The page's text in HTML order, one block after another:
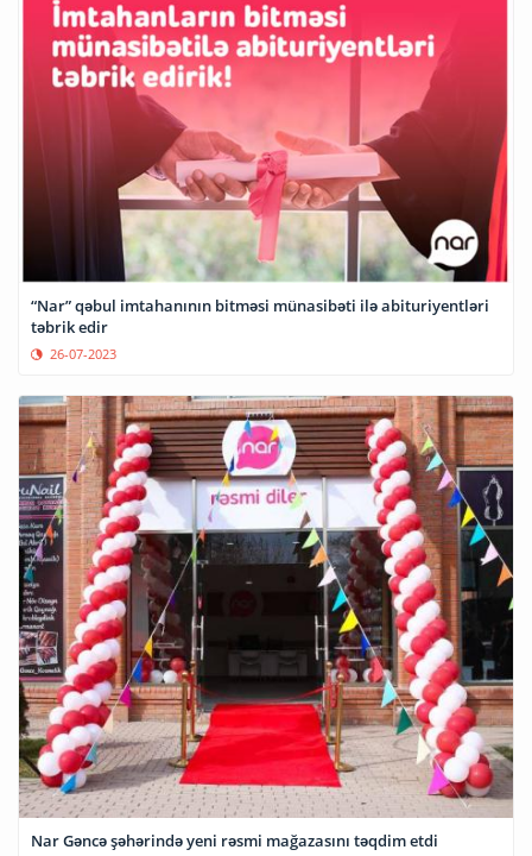
“Nar” qəbul imtahanının bitməsi münasibəti ilə abituriyentləri
təbrik edir
26-07-2023
Nar Gəncə şəhərində yeni rəsmi mağazasını təqdim etdi